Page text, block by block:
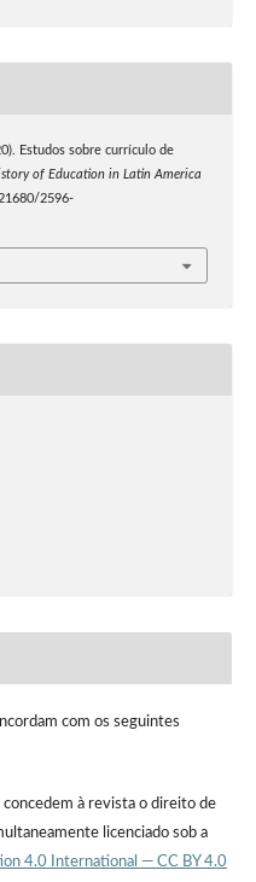
Estudos sobre currículo de
of Education in Latin America
2596-
com os seguintes
à revista o direito de
licenciado sob a
4.0 International — CC BY 4.0